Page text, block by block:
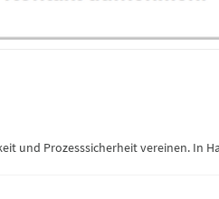
und Prozesssicherheit vereinen. In